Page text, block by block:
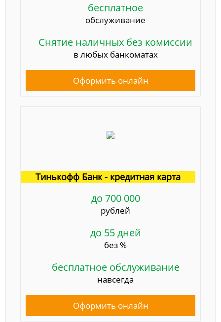
бесплатное
обслуживание
Снятие наличных без комиссии
в любых банкоматах
Оформить онлайн
Тинькофф Банк - кредитная карта
до 700 000
рублей
до 55 дней
без %
бесплатное обслуживание
навсегда
Оформить онлайн